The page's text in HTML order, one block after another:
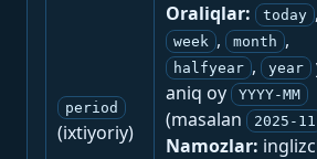
period
(ixtiyoriy)
Oraliqlar:
today ,
week , month ,
halfyear , year
aniq oy
YYYY-MM
(masalan 2025-11
Namozlar: